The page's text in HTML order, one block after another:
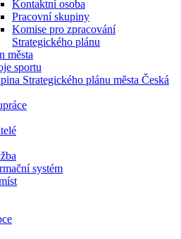
Kontaktní osoba
Pracovní skupiny
Komise pro zpracování
Strategického plánu
města
sportu
Strategického plánu města Česká
systém